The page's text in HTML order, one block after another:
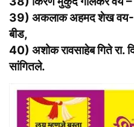
39) अकलाक अहमद शेख वय-31
बीड,
40) अशोक रावसाहेब गिते
सांगितले.